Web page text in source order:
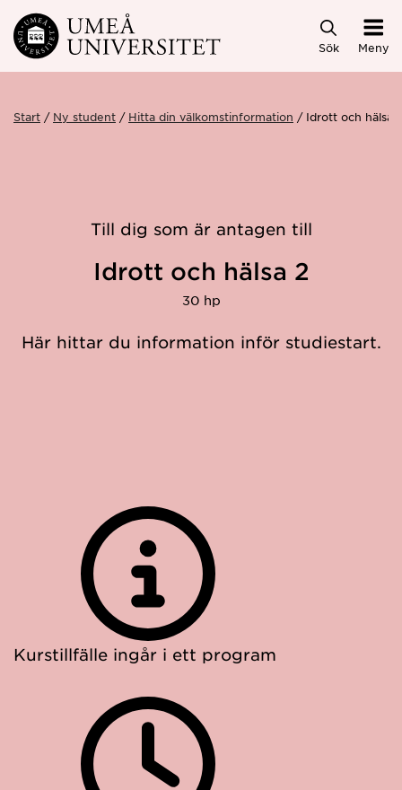
Hoppa direkt till innehållet
Sök Meny
Start Ny student Hitta din välkomstinformation Idrott och hälsa
Till dig som är antagen till
Idrott och hälsa 2
30 hp
Här hittar du information inför studiestart.
Kurstillfälle ingår i ett program